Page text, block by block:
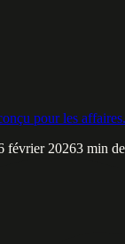
pour les affaires.
février 20263 min